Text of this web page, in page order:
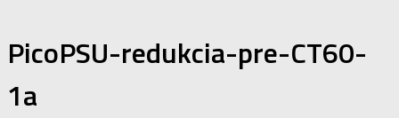
PicoPSU-redukcia-pre-CT60-
1a